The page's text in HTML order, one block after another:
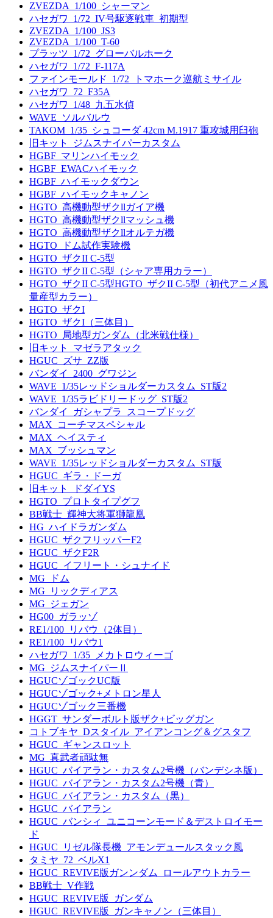
ZVEZDA_1/100_シャーマン
ハセガワ_1/72_IV号駆逐戦車_初期型
ZVEZDA_1/100_JS3
ZVEZDA_1/100_T-60
プラッツ_1/72_グローバルホーク
ハセガワ_1/72_F-117A
ファインモールド_1/72_トマホーク巡航ミサイル
ハセガワ_72_F35A
ハセガワ_1/48_九五水偵
WAVE_ソルバルウ
TAKOM_1/35_シュコーダ 42cm M.1917 重攻城用臼砲
旧キット_ジムスナイパーカスタム
HGBF_マリンハイモック
HGBF_EWACハイモック
HGBF_ハイモックダウン
HGBF_ハイモックキャノン
HGTO_高機動型ザクllガイア機
HGTO_高機動型ザクllマッシュ機
HGTO_高機動型ザクllオルテガ機
HGTO_ドム試作実験機
HGTO_ザクII C-5型
HGTO_ザクII C-5型（シャア専用カラー）
HGTO_ザクII C-5型HGTO_ザクII C-5型（初代アニメ風
量産型カラー）
HGTO_ザクI
HGTO_ザクI（三体目）
HGTO_局地型ガンダム（北米戦仕様）
旧キット_マゼラアタック
HGUC_ズサ_ZZ版
バンダイ_2400_グワジン
WAVE_1/35レッドショルダーカスタム_ST版2
WAVE_1/35ラビドリードッグ_ST版2
バンダイ_ガシャプラ_スコープドッグ
MAX_コーチマスペシャル
MAX_ヘイスティ
MAX_ブッシュマン
WAVE_1/35レッドショルダーカスタム_ST版
HGUC_ギラ・ドーガ
旧キット_ドダイYS
HGTO_プロトタイプグフ
BB戦士_輝神大将軍獅龍凰
HG_ハイドラガンダム
HGUC_ザクフリッパーF2
HGUC_ザクF2R
HGUC_イフリート・シュナイド
MG_ドム
MG_リックディアス
MG_ジェガン
HG00_ガラッゾ
RE1/100_リバウ（2体目）
RE1/100_リバウ1
ハセガワ_1/35_メカトロウィーゴ
MG_ジムスナイパーⅡ
HGUCゾゴックUC版
HGUCゾゴック+メトロン星人
HGUCゾゴック三番機
HGGT_サンダーボルト版ザク+ビッグガン
コトブキヤ_Dスタイル_アイアンコング＆グスタフ
HGUC_ギャンスロット
MG_真武者頑駄無
HGUC_バイアラン・カスタム2号機（バンデシネ版）
HGUC_バイアラン・カスタム2号機（青）
HGUC_バイアラン・カスタム（黒）
HGUC_バイアラン
HGUC_バンシィ_ユニコーンモード＆デストロイモー
ド
HGUC_リゼル隊長機_アモンデュールスタック風
タミヤ_72_ベルX1
HGUC_REVIVE版ガンンダム_ロールアウトカラー
BB戦士_V作戦
HGUC_REVIVE版_ガンダム
HGUC_REVIVE版_ガンキャノン（三体目）